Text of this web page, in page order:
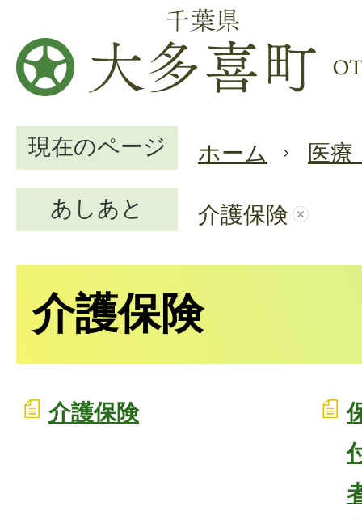
現在のページ ホーム
医療
あしあと
介護保険
介護保険
介護保険